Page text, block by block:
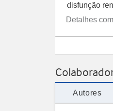
disfunção
Detalhes
Autores